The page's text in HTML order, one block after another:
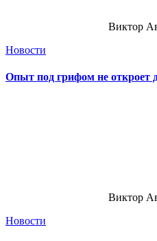
Виктор
Новости
Опыт под грифом не откроет
Виктор
Новости